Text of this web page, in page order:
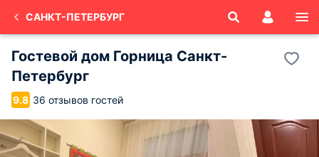
САНКТ-ПЕТЕРБУРГ
Гостевой дом Горница Санкт-
Петербург
9.8 36 отзывов гостей